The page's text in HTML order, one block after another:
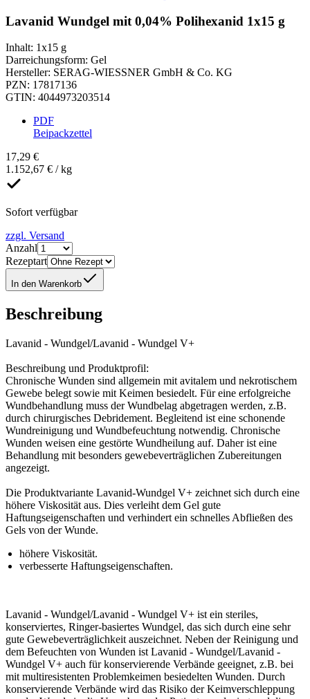
Lavanid Wundgel mit 0,04% Polihexanid 1x15 g
Inhalt: 1x15 g
Darreichungsform: Gel
Hersteller: SERAG-WIESSNER GmbH & Co. KG
PZN: 17817136
GTIN: 4044973203514
PDF
Beipackzettel
17,29 €
1.152,67 € / kg
Sofort verfügbar
zzgl. Versand
Anzahl
Rezeptart
In den Warenkorb
Beschreibung
Lavanid - Wundgel/Lavanid - Wundgel V+
Beschreibung und Produktprofil:
Chronische Wunden sind allgemein mit avitalem und nekrotischem
Gewebe belegt sowie mit Keimen besiedelt. Für eine erfolgreiche
Wundbehandlung muss der Wundbelag abgetragen werden, z.B.
durch chirurgisches Debridement. Begleitend ist eine schonende
Wundreinigung und Wundbefeuchtung notwendig. Chronische
Wunden weisen eine gestörte Wundheilung auf. Daher ist eine
Behandlung mit besonders gewebeverträglichen Zubereitungen
angezeigt.
Die Produktvariante Lavanid-Wundgel V+ zeichnet sich durch eine
höhere Viskosität aus. Dies verleiht dem Gel gute
Haftungseigenschaften und verhindert ein schnelles Abfließen des
Gels von der Wunde.
höhere Viskosität.
verbesserte Haftungseigenschaften.
Lavanid - Wundgel/Lavanid - Wundgel V+ ist ein steriles,
konserviertes, Ringer-basiertes Wundgel, das sich durch eine sehr
gute Gewebeverträglichkeit auszeichnet. Neben der Reinigung und
dem Befeuchten von Wunden ist Lavanid - Wundgel/Lavanid -
Wundgel V+ auch für konservierende Verbände geeignet, z.B. bei
mit multiresistenten Problemkeimen besiedelten Wunden. Durch
konservierende Verbände wird das Risiko der Keimverschleppung